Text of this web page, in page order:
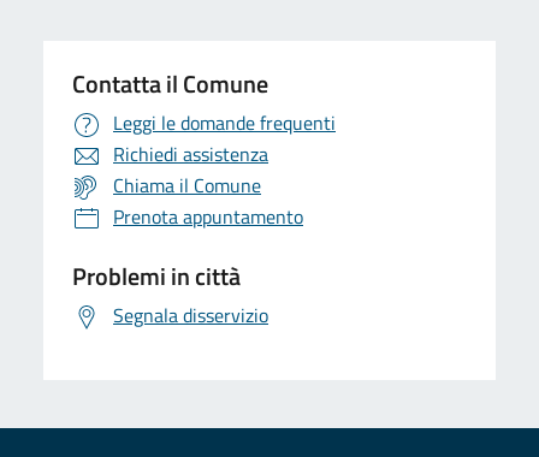
Contatta il Comune
Leggi le domande frequenti
Richiedi assistenza
Chiama il Comune
Prenota appuntamento
Problemi in città
Segnala disservizio